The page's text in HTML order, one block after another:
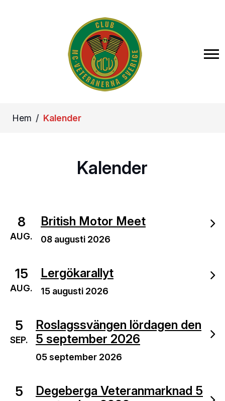
Hem Kalender
Kalender
8
AUG.
British Motor Meet
08 augusti 2026
15
AUG.
Lergökarallyt
15 augusti 2026
5
SEP.
Roslagssvängen lördagen den
5 september 2026
05 september 2026
5
Degeberga Veteranmarknad 5